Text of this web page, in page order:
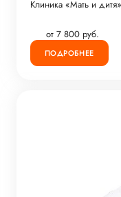
Клиника «Мать и
от 7 800 руб.
ПОДРОБНЕЕ